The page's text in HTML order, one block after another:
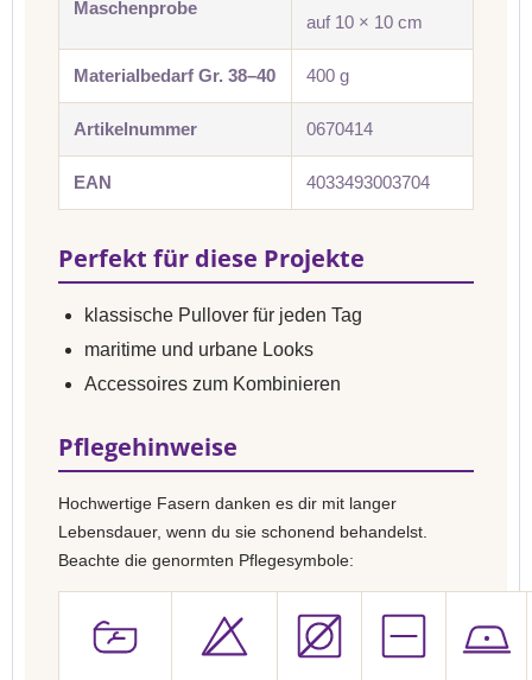
Maschenprobe
auf 10 × 10 cm
Materialbedarf Gr. 38–40 400 g
Artikelnummer 0670414
EAN 4033493003704
Perfekt für diese Projekte
klassische Pullover für jeden Tag
maritime und urbane Looks
Accessoires zum Kombinieren
Pflegehinweise
Hochwertige Fasern danken es dir mit langer
Lebensdauer, wenn du sie schonend behandelst.
Beachte die genormten Pflegesymbole: